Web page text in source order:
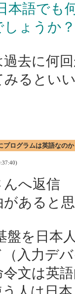
本語でも
しょうか？
過去に何
るとい
プログラムは英語なのか
んへ返信
あると
盤を日本
（入力デ
令文は英